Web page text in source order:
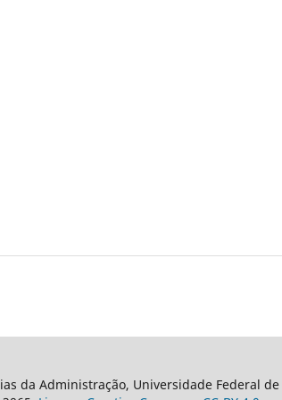
da Administração, Universidade Federal